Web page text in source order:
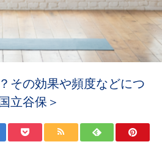
その効果や頻度などにつ
立谷保＞